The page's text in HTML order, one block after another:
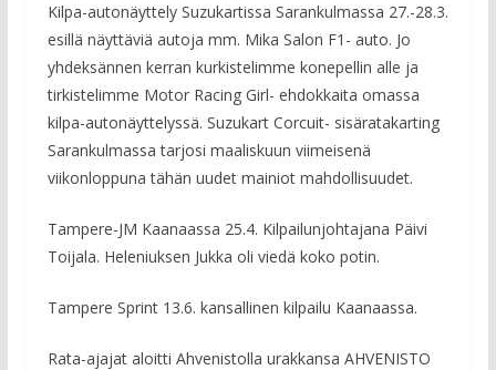
Kilpa-autonäyttely Suzukartissa Sarankulmassa 27.-28.3.
esillä näyttäviä autoja mm. Mika Salon F1- auto. Jo
yhdeksännen kerran kurkistelimme konepellin alle ja
tirkistelimme Motor Racing Girl- ehdokkaita omassa
kilpa-autonäyttelyssä. Suzukart Corcuit- sisäratakarting
Sarankulmassa tarjosi maaliskuun viimeisenä
viikonloppuna tähän uudet mainiot mahdollisuudet.
Tampere-JM Kaanaassa 25.4. Kilpailunjohtajana Päivi
Toijala. Heleniuksen Jukka oli viedä koko potin.
Tampere Sprint 13.6. kansallinen kilpailu Kaanaassa.
Rata-ajajat aloitti Ahvenistolla urakkansa AHVENISTO